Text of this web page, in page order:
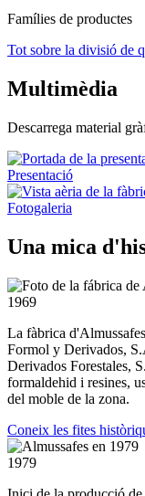
Famílies de productes
Tot sobre la divisió de
Multimèdia
Descarrega material
Presentació
Fotogaleria
Una mica
1969
La fàbrica
Formol y Derivados,
Derivados Forestales,
formaldehid i resines,
del moble de la zona.
Coneix les fites
1979